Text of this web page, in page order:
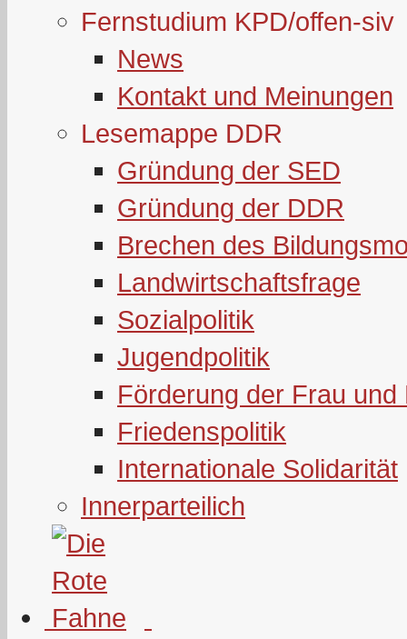
Fernstudium KPD/offen-siv
News
Kontakt und Meinungen
Lesemappe DDR
Gründung der SED
Gründung der DDR
Brechen des
Landwirtschaftsfrage
Sozialpolitik
Jugendpolitik
Förderung der Frau und
Friedenspolitik
Internationale Solidarität
Innerparteilich